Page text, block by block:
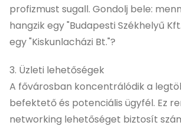
profizmust sugall. Gondolj bele:
hangzik egy "Budapesti Székhelyű
egy "Kiskunlacházi Bt."?
3. Üzleti lehetőségek
A fővárosban koncentrálódik a
befektető és potenciális ügyfél. Ez
networking lehetőséget biztosít